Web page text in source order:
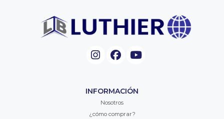
INFORMACIÓN
Nosotros
¿cómo comprar?